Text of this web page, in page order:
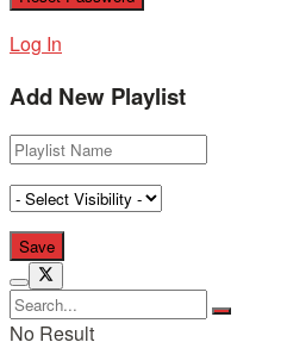
Log In
Add New Playlist
No Result